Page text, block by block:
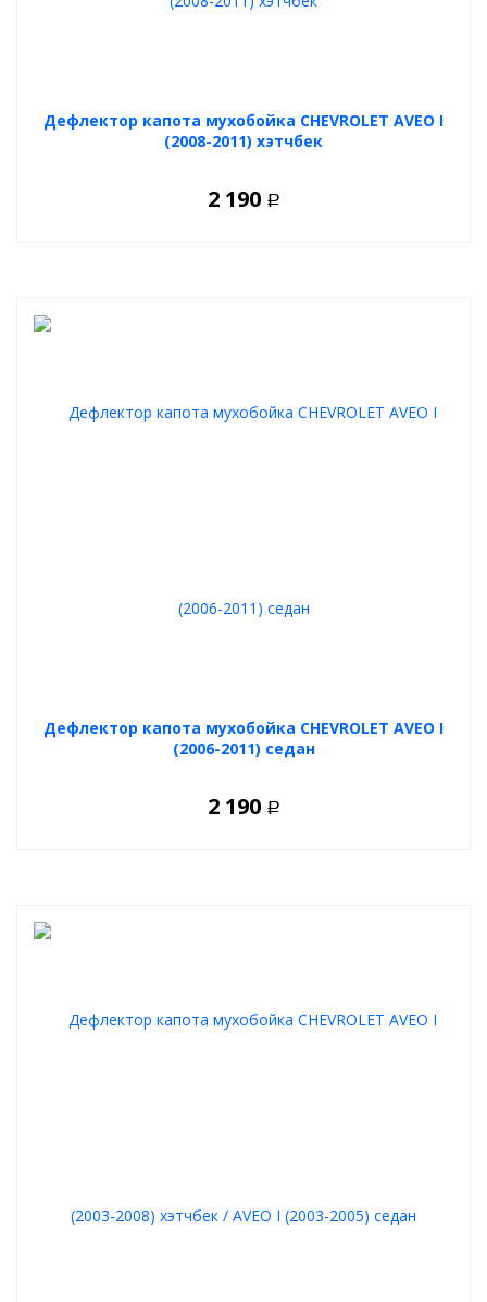
Дефлектор капота мухобойка CHEVROLET AVEO I
(2008-2011) хэтчбек
2 190 Р
Дефлектор капота мухобойка CHEVROLET AVEO I
(2006-2011) седан
2 190 Р